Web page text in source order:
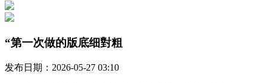
“第一次做的版底细對粗
发布日期：2026-05-27 03:10